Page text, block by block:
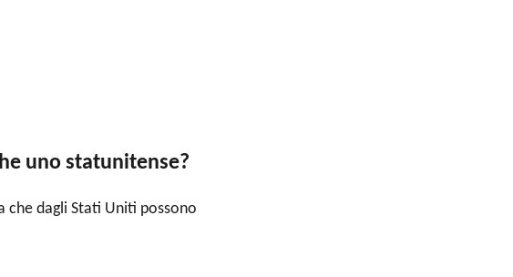
uno statunitense?
che dagli Stati Uniti possono